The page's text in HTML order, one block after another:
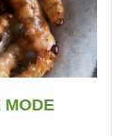
MODE